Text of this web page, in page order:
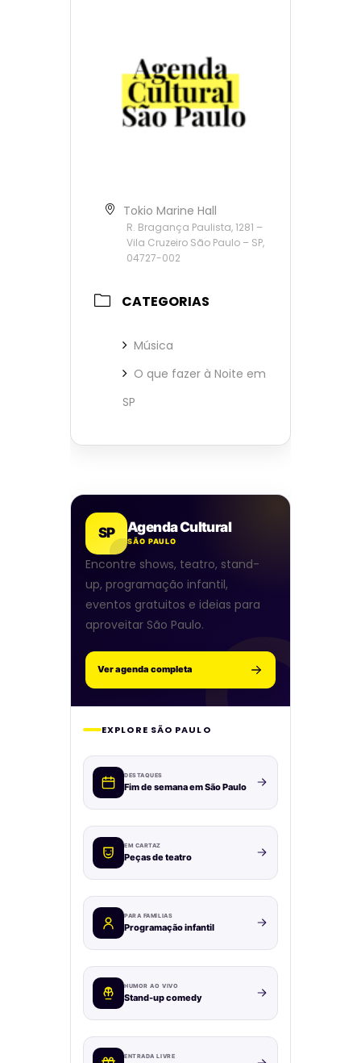
Tokio Marine Hall
R. Bragança Paulista, 1281 –
Vila Cruzeiro São Paulo – SP,
04727-002
CATEGORIAS
Música
O que fazer à Noite em
SP
SP Agenda Cultural
SÃO PAULO
Encontre shows, teatro, stand-
up, programação infantil,
eventos gratuitos e ideias para
aproveitar São Paulo.
Ver agenda completa
EXPLORE SÃO PAULO
DESTAQUES
Fim de semana em São Paulo
EM CARTAZ
Peças de teatro
PARA FAMÍLIAS
Programação infantil
HUMOR AO VIVO
Stand-up comedy
ENTRADA LIVRE